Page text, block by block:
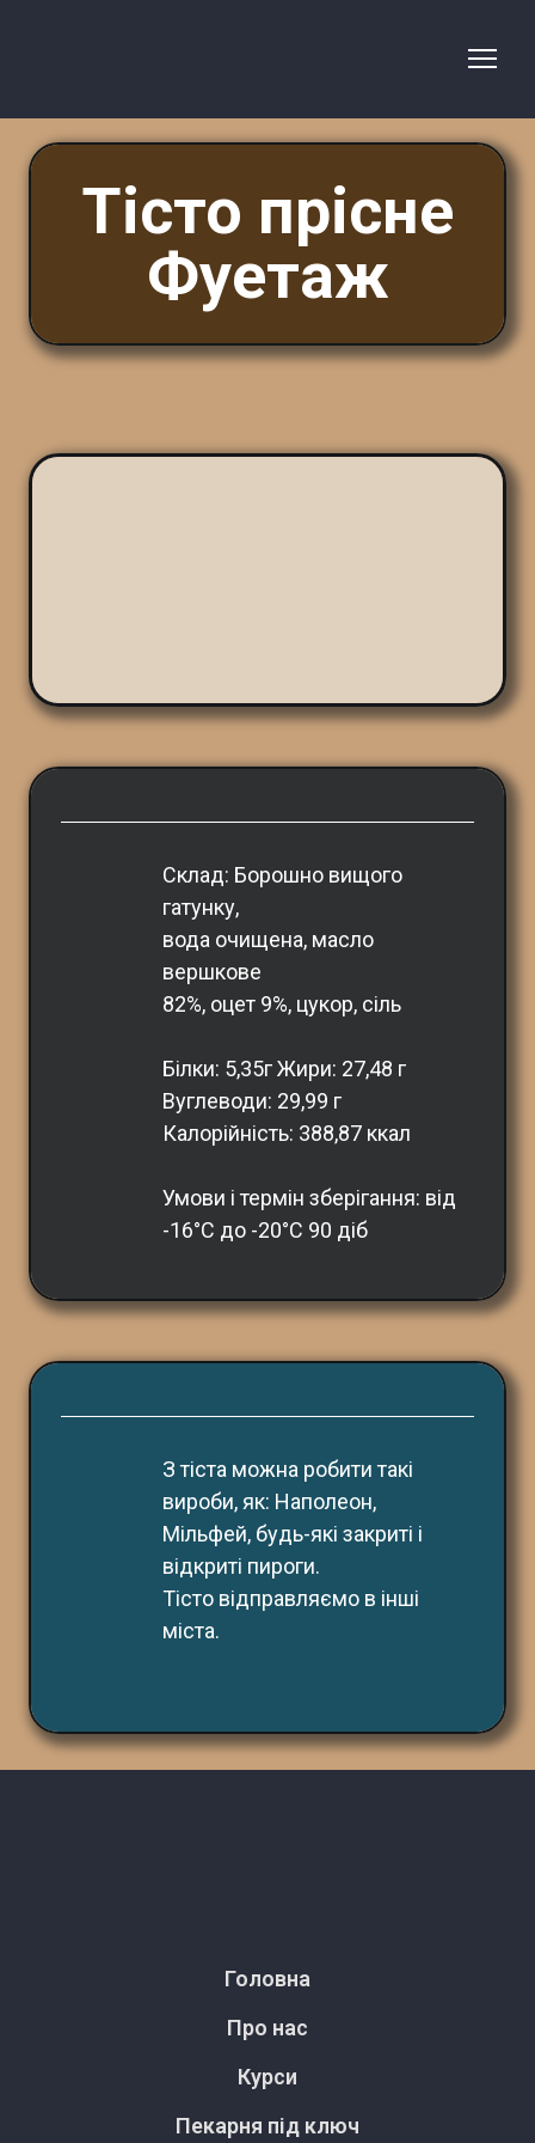
Тісто прісне
Фуетаж
Склад: Борошно вищого
гатунку,
вода очищена, масло
вершкове
82%, оцет 9%, цукор, сіль
Білки: 5,35г Жири: 27,48 г
Вуглеводи: 29,99 г
Калорійність: 388,87 ккал
Умови і термін зберігання: від
-16°С до -20°С 90 діб
З тіста можна робити такі
вироби, як: Наполеон,
Мільфей, будь-які закриті і
відкриті пироги.
Тісто відправляємо в інші
міста.
Головна
Про нас
Курси
Пекарня під ключ